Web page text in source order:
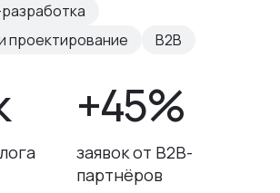
проектирование
B2B
+45%
заявок от B2B-
партнёров